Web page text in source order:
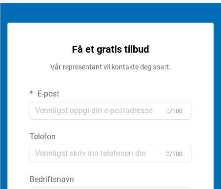
Få et gratis tilbud
Vår representant vil kontakte deg snart.
E-post
0/100
Telefon
0/100
Bedriftsnavn